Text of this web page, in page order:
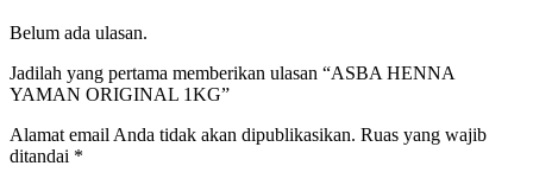
Belum ada ulasan.
Jadilah yang pertama memberikan ulasan “ASBA HENNA
YAMAN ORIGINAL 1KG”
Alamat email Anda tidak akan dipublikasikan. Ruas yang wajib
ditandai *